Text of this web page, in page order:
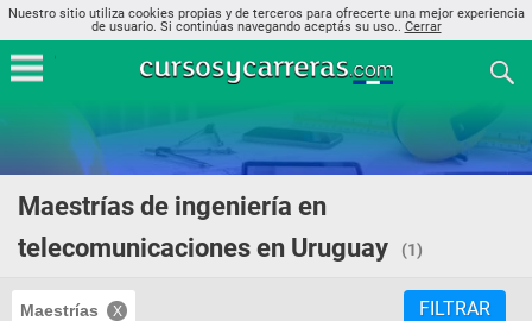
Nuestro sitio utiliza cookies propias y de terceros para ofrecerte una mejor experiencia
de usuario. Si continúas navegando aceptás su uso.. Cerrar
Maestrías de ingeniería en
telecomunicaciones en Uruguay
(1)
Maestrías FILTRAR